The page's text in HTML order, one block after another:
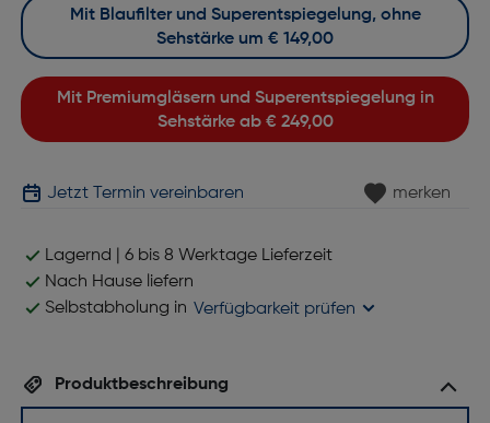
Mit Premiumgläsern und Superentspiegelung in
Sehstärke ab € 249,00
Mit Blaufilter und Superentspiegelung, ohne
Sehstärke um € 149,00
Jetzt Termin vereinbaren merken
Lagernd | 6 bis 8 Werktage Lieferzeit
Nach Hause liefern
Selbstabholung in Verfügbarkeit prüfen
Produktbeschreibung